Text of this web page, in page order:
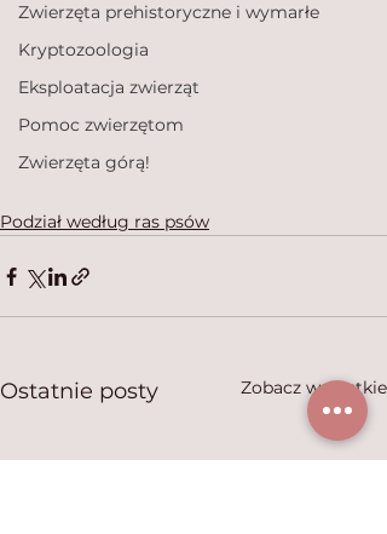
Zwierzęta prehistoryczne i wymarłe
Kryptozoologia
Eksploatacja zwierząt
Pomoc zwierzętom
Zwierzęta górą!
Podział według ras psów
Ostatnie posty Zobacz wszystkie